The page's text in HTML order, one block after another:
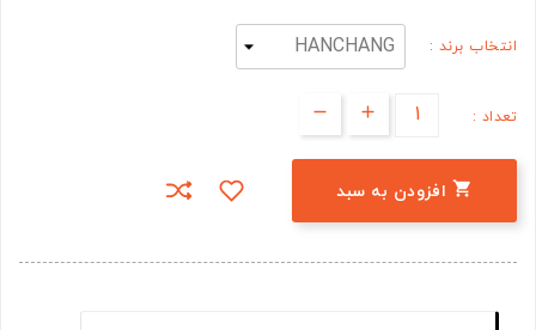
انتخاب برند :
تعداد :
 افزودن به سبد